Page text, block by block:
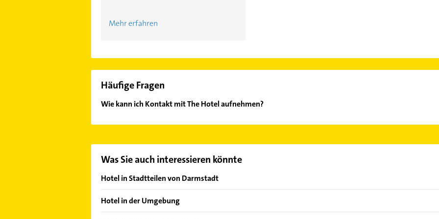
Mehr erfahren
Häufige Fragen
Wie kann ich Kontakt mit The Hotel aufnehmen?
Was Sie auch interessieren könnte
Hotel in Stadtteilen von Darmstadt
Arheilgen
Hotel in der Umgebung